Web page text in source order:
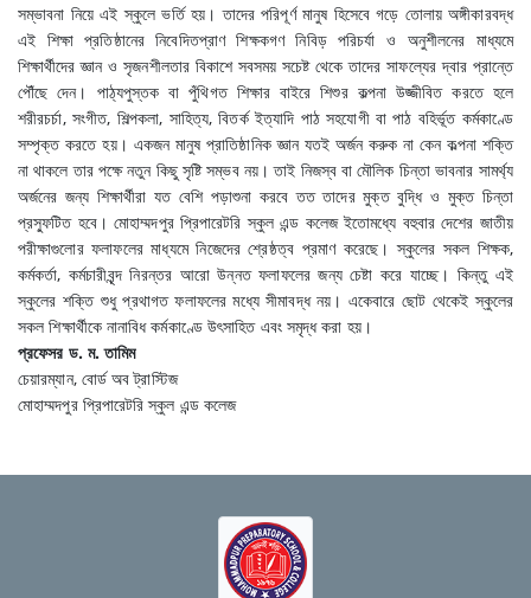
সম্ভাবনা নিয়ে এই স্কুলে ভর্তি হয়। তাদের পরিপূর্ণ মানুষ হিসেবে গড়ে তোলায় অঙ্গীকারবদ্ধ
এই শিক্ষা প্রতিষ্ঠানের নিবেদিতপ্রাণ শিক্ষকগণ নিবিড় পরিচর্যা ও অনুশীলনের মাধ্যমে
শিক্ষার্থীদের জ্ঞান ও সৃজনশীলতার বিকাশে সবসময় সচেষ্ট থেকে তাদের সাফল্যের দ্বার প্রান্তে
পৌঁছে দেন। পাঠ্যপুস্তক বা পুঁথিগত শিক্ষার বাইরে শিশুর কল্পনা উজ্জীবিত করতে হলে
শরীরচর্চা, সংগীত, শিল্পকলা, সাহিত্য, বিতর্ক ইত্যাদি পাঠ সহযোগী বা পাঠ বহির্ভূত কর্মকাণ্ডে
সম্পৃক্ত করতে হয়। একজন মানুষ প্রাতিষ্ঠানিক জ্ঞান যতই অর্জন করুক না কেন কল্পনা শক্তি
না থাকলে তার পক্ষে নতুন কিছু সৃষ্টি সম্ভব নয়। তাই নিজস্ব বা মৌলিক চিন্তা ভাবনার সামর্থ্য
অর্জনের জন্য শিক্ষার্থীরা যত বেশি পড়াশুনা করবে তত তাদের মুক্ত বুদ্ধি ও মুক্ত চিন্তা
প্রস্ফুটিত হবে। মোহাম্মদপুর প্রিপারেটরি স্কুল এন্ড কলেজ ইতোমধ্যে বহুবার দেশের জাতীয়
পরীক্ষাগুলোর ফলাফলের মাধ্যমে নিজেদের শ্রেষ্ঠত্ব প্রমাণ করেছে। স্কুলের সকল শিক্ষক,
কর্মকর্তা, কর্মচারীবৃন্দ নিরন্তর আরো উন্নত ফলাফলের জন্য চেষ্টা করে যাচ্ছে। কিন্তু এই
স্কুলের শক্তি শুধু প্রথাগত ফলাফলের মধ্যে সীমাবদ্ধ নয়। একেবারে ছোট থেকেই স্কুলের
সকল শিক্ষার্থীকে নানাবিধ কর্মকাণ্ডে উৎসাহিত এবং সমৃদ্ধ করা হয়।
প্রফেসর ড. ম. তামিম
চেয়ারম্যান, বোর্ড অব ট্রাস্টিজ
মোহাম্মদপুর প্রিপারেটরি স্কুল এন্ড কলেজ